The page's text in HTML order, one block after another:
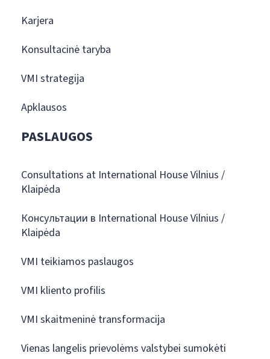
Karjera
Konsultacinė taryba
VMI strategija
Apklausos
PASLAUGOS
Consultations at International House Vilnius /
Klaipėda
Консультации в International House Vilnius /
Klaipėda
VMI teikiamos paslaugos
VMI kliento profilis
VMI skaitmeninė transformacija
Vienas langelis prievolėms valstybei sumokėti